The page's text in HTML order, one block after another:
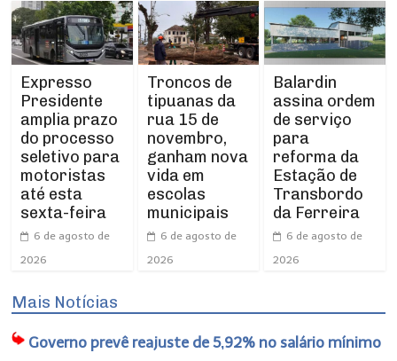
Expresso
Presidente
amplia prazo
do processo
seletivo para
motoristas
até esta
sexta-feira
6 de agosto de
2026
Troncos de
tipuanas da
rua 15 de
novembro,
ganham nova
vida em
escolas
municipais
6 de agosto de
2026
Balardin
assina ordem
de serviço
para
reforma da
Estação de
Transbordo
da Ferreira
6 de agosto de
2026
Mais Notícias
Governo prevê reajuste de 5,92% no salário mínimo